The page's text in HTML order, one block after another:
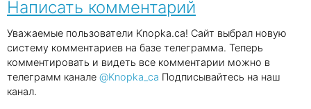
Написать комментарий
Уважаемые пользователи Knopka.ca! Сайт выбрал новую
систему комментариев на базе телеграмма. Теперь
комментировать и видеть все комментарии можно в
телеграмм канале @Knopka_ca Подписывайтесь на наш
канал.